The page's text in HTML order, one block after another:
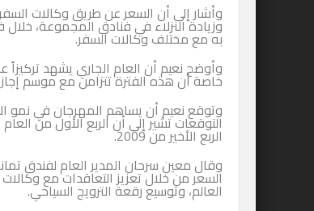
وأشار إلى أن السعر عن طريق وكالات
وزيادة النزلاء في فنادق المجموعة،
به مع مختلف وكالات السفر.
وأوضح نعيم أن العام الجاري يشهد
خاصة أن هذه الفترة تتزامن مع موسم
التوقعات تشير إلى أن الربع الأول من
الربع الأخير من 2009.
وقال معين سرحان المدير العام لفندق
السعر من خلال تعزيز التعاقدات مع
العالم، وتوسيع رقعة الترويج السياحي.